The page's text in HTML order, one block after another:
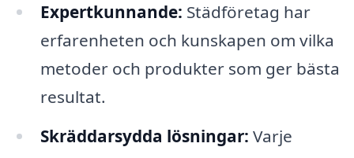
Expertkunnande: Städföretag har
erfarenheten och kunskapen om vilka
metoder och produkter som ger bästa
resultat.
Skräddarsydda lösningar: Varje